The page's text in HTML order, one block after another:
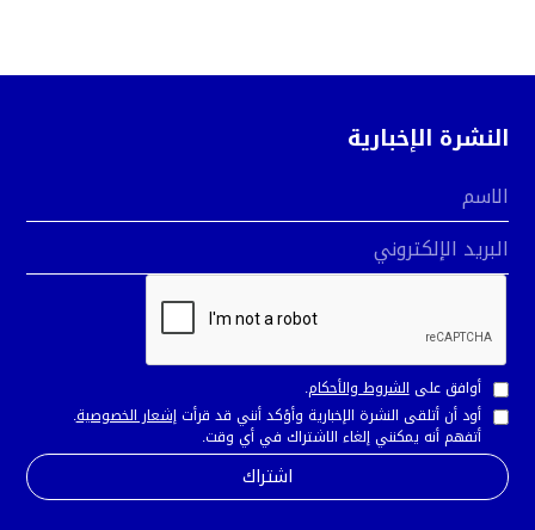
النشرة الإخبارية
الاسم
البريد الإلكتروني
أوافق علىالشروط والأحكام.
أود أن أتلقى النشرة الإخبارية وأؤكد أنني قد قرأتإشعار الخصوصية.
أتفهم أنه يمكنني إلغاء الاشتراك في أي وقت.